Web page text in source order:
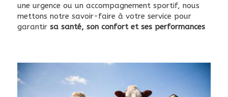
une urgence ou un accompagnement sportif, nous
mettons notre savoir-faire à votre service pour
garantir sa santé, son confort et ses performances